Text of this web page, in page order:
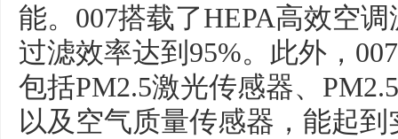
能。007搭载了HEPA高效空
过滤效率达到95%。此外，
包括PM2.5激光传感器、
以及空气质量传感器，能起